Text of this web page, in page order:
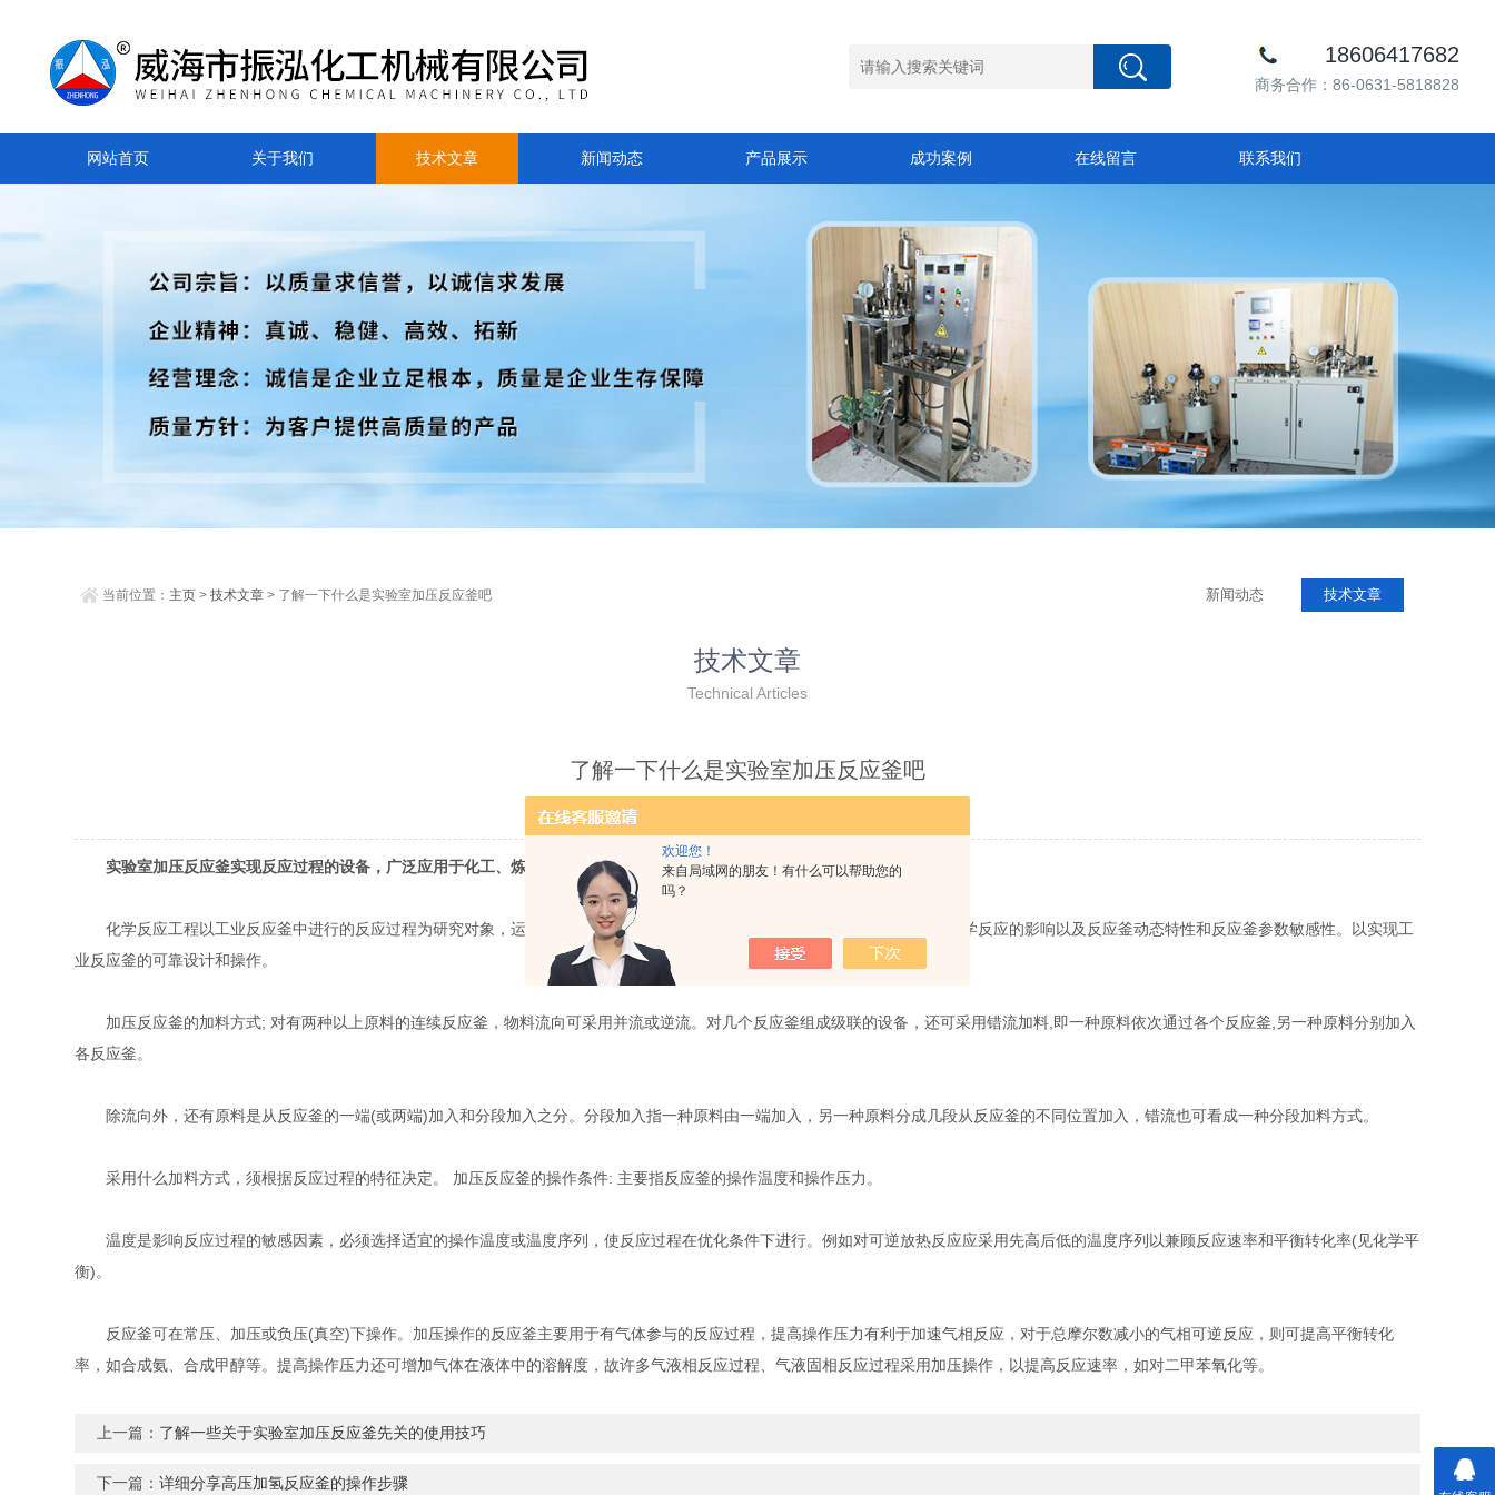
欢迎您！
来自局域网的朋友！有什么可以帮助您的
吗？
18606417682
商务合作：86-0631-5818828
网站首页 关于我们 技术文章 新闻动态 产品展示 成功案例 在线留言 联系我们
当前位置： 主页 >技术文章 > 了解一下什么是实验室加压反应釜吧 新闻动态 技术文章
技术文章
Technical Articles
了解一下什么是实验室加压反应釜吧
更新时间：2020-05-13 点击次数：3882
实验室加压反应釜实现反应过程的设备，广泛应用于化工、炼油、冶金、轻工等工业部门。
化学反应工程以工业反应釜中进行的反应过程为研究对象，运用数学模型方法建立反应釜数学模型，研究反应釜传递过程对化学反应的影响以及反应釜动态特性和反应釜参数敏感性。以实现工
业反应釜的可靠设计和操作。
加压反应釜的加料方式; 对有两种以上原料的连续反应釜，物料流向可采用并流或逆流。对几个反应釜组成级联的设备，还可采用错流加料,即一种原料依次通过各个反应釜,另一种原料分别加入
各反应釜。
除流向外，还有原料是从反应釜的一端(或两端)加入和分段加入之分。分段加入指一种原料由一端加入，另一种原料分成几段从反应釜的不同位置加入，错流也可看成一种分段加料方式。
采用什么加料方式，须根据反应过程的特征决定。 加压反应釜的操作条件: 主要指反应釜的操作温度和操作压力。
温度是影响反应过程的敏感因素，必须选择适宜的操作温度或温度序列，使反应过程在优化条件下进行。例如对可逆放热反应应采用先高后低的温度序列以兼顾反应速率和平衡转化率(见化学平
衡)。
反应釜可在常压、加压或负压(真空)下操作。加压操作的反应釜主要用于有气体参与的反应过程，提高操作压力有利于加速气相反应，对于总摩尔数减小的气相可逆反应，则可提高平衡转化
率，如合成氨、合成甲醇等。提高操作压力还可增加气体在液体中的溶解度，故许多气液相反应过程、气液固相反应过程采用加压操作，以提高反应速率，如对二甲苯氧化等。
上一篇： 了解一些关于实验室加压反应釜先关的使用技巧
下一篇：详细分享高压加氢反应釜的操作步骤